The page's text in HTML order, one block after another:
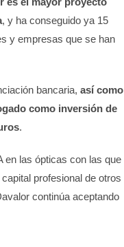
, y ha conseguido ya 15
y empresas que se han
bancaria, así como
como inversión de
.
en las ópticas con las que
profesional de otros
continúa aceptando